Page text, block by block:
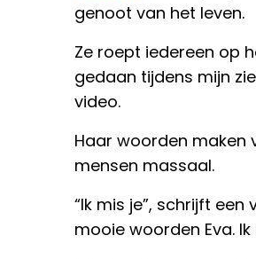
genoot van het leven.
Ze roept iedereen op
gedaan tijdens mijn
video.
Haar woorden maken
mensen massaal.
“Ik mis je”, schrijft een
mooie woorden Eva.